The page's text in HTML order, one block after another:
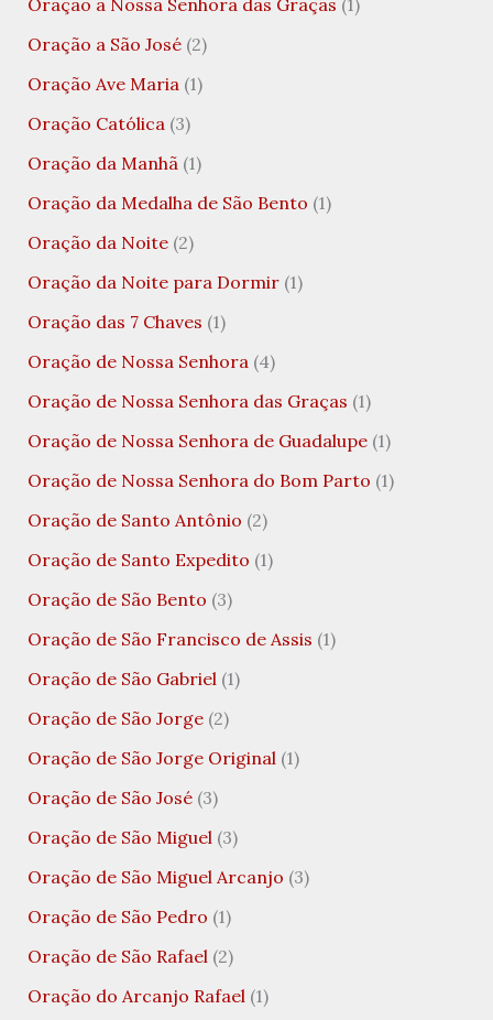
Oração a Nossa Senhora das Graças (1)
Oração a São José(2)
Oração Ave Maria(1)
Oração Católica(3)
Oração da Manhã(1)
Oração da Medalha de São Bento (1)
Oração da Noite(2)
Oração da Noite para Dormir(1)
Oração das 7 Chaves (1)
Oração de Nossa Senhora(4)
Oração de Nossa Senhora das Graças (1)
Oração de Nossa Senhora de Guadalupe(1)
Oração de Nossa Senhora do Bom Parto (1)
Oração de Santo Antônio (2)
Oração de Santo Expedito (1)
Oração de São Bento (3)
Oração de São Francisco de Assis (1)
Oração de São Gabriel(1)
Oração de São Jorge(2)
Oração de São Jorge Original(1)
Oração de São José(3)
Oração de São Miguel(3)
Oração de São Miguel Arcanjo (3)
Oração de São Pedro (1)
Oração de São Rafael(2)
Oração do Arcanjo Rafael(1)